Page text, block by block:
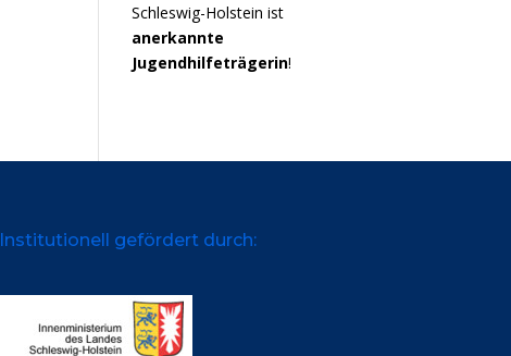
Schleswig-Holstein ist
anerkannte
Jugendhilfeträgerin!
Institutionell gefördert durch: